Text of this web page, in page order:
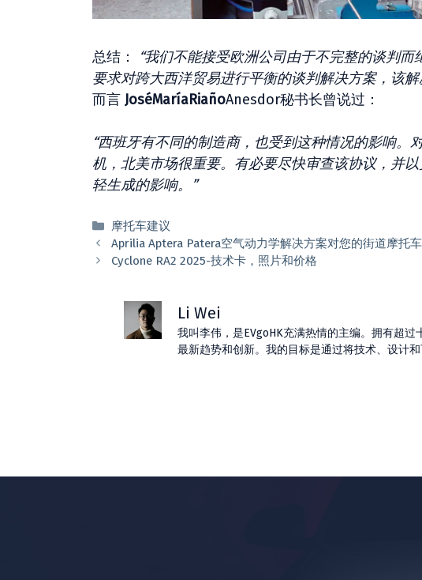
总结：
“我们不能接受欧洲公司由于不完整的谈判
要求对跨大西洋贸易进行平衡的谈判解决方案，该
而言 JoséMaríaRiañoAnesdor秘书长曾说过：
“西班牙有不同的制造商，也受到这种情况的影响
机，北美市场很重要。有必要尽快审查该协议，并
轻生成的影响。”
分
类
摩托车建议
Aprilia Aptera Patera空气动力学解决方案对您的街道摩托
Cyclone RA2 2025-技术卡，照片和价格
Li Wei
我叫李伟，是EVgoHK充满热情的主编。拥有超
最新趋势和创新。我的目标是通过将技术、设计